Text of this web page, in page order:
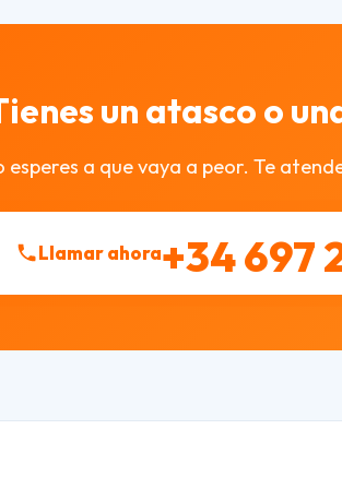
un atasco o
esperes a que vaya a peor. Te
Llamar ahora+34 697